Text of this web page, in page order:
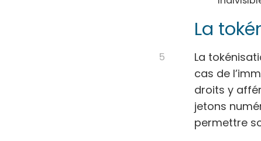
La
La
cas de
droits y
jetons
permettre